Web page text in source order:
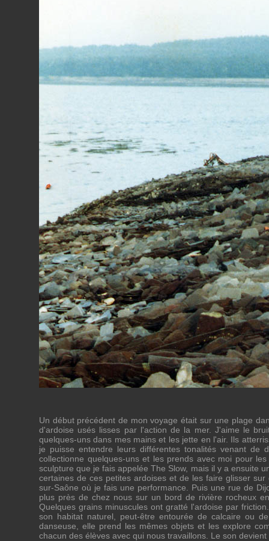
Un début précédent de mon voyage était sur une plage
d'ardoise usés lisses par l'action de la mer. J'aime le
quelques-uns dans mes mains et les jette en l'air. Ils
je puisse entendre leurs différentes tonalités venant de
collectionne quelques-uns et les prends avec moi pour
sculpture que je fais appelée The Slow, mais il y a ensuite
certaines de ces petites ardoises et de les faire glisser
sur-Saône où je fais une performance. Puis une rue de
plus près de chez nous sur un bord de rivière rocheux
Quelques grains minuscules ont gratté l'ardoise par
son habitat naturel, peut-être entourée de calcaire ou
danseuse, elle prend les mêmes objets et les explore
chacun des élèves avec qui nous travaillons. Le son